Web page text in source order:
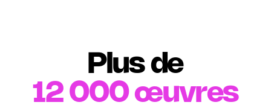
Plus de
12 000 œuvres